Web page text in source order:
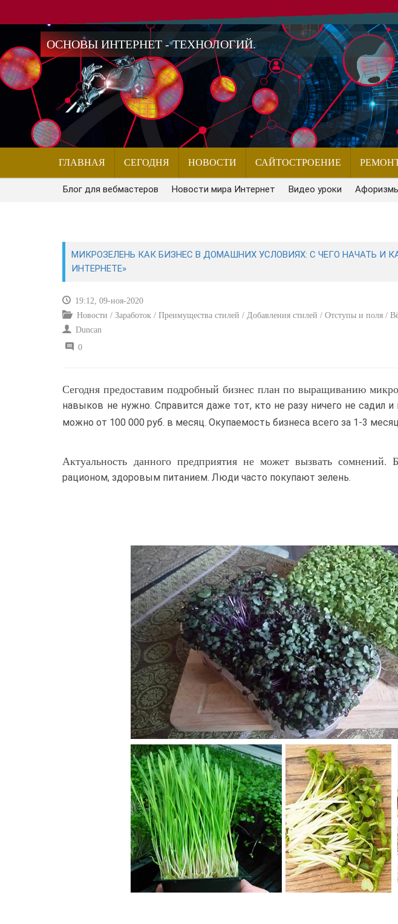
ОСНОВЫ ИНТЕРНЕТ - ТЕХНОЛОГИЙ.
ГЛАВНАЯ СЕГОДНЯ НОВОСТИ САЙТОСТРОЕНИЕ
Блог для вебмастеров Новости мира Интернет Видео уроки
МИКРОЗЕЛЕНЬ КАК БИЗНЕС В ДОМАШНИХ УСЛОВИЯХ: С ЧЕГО НАЧАТЬ И
ИНТЕРНЕТЕ»
19:12, 09-ноя-2020
Новости / Заработок / Преимущества стилей / Добавления стилей / Отступы и поля /
Duncan
0
Сегодня предоставим подробный бизнес план по выращиванию
навыков не нужно. Справится даже тот, кто не разу ничего не садил
можно от 100 000 руб. в месяц. Окупаемость бизнеса всего за 1-3
Актуальность данного предприятия не может вызвать сомнений.
рационом, здоровым питанием. Люди часто покупают зелень.